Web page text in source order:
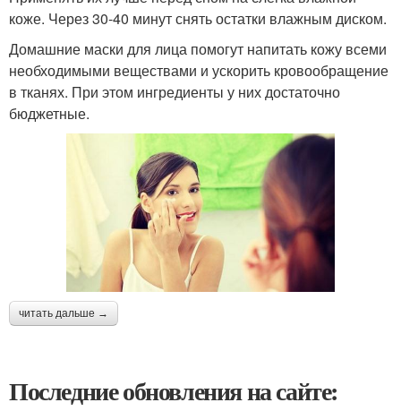
коже. Через 30-40 минут снять остатки влажным диском.
Домашние маски для лица помогут напитать кожу всеми
необходимыми веществами и ускорить кровообращение
в тканях. При этом ингредиенты у них достаточно
бюджетные.
читать дальше →
Последние обновления на сайте: